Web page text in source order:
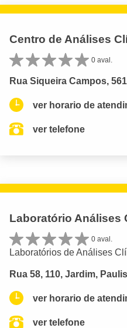
Centro de Análises
0 aval.
Rua Siqueira Campos,
ver horario de
ver telefone
Laboratório Análises
0 aval.
Laboratórios de Análises
Rua 58, 110, Jardim,
ver horario de
ver telefone